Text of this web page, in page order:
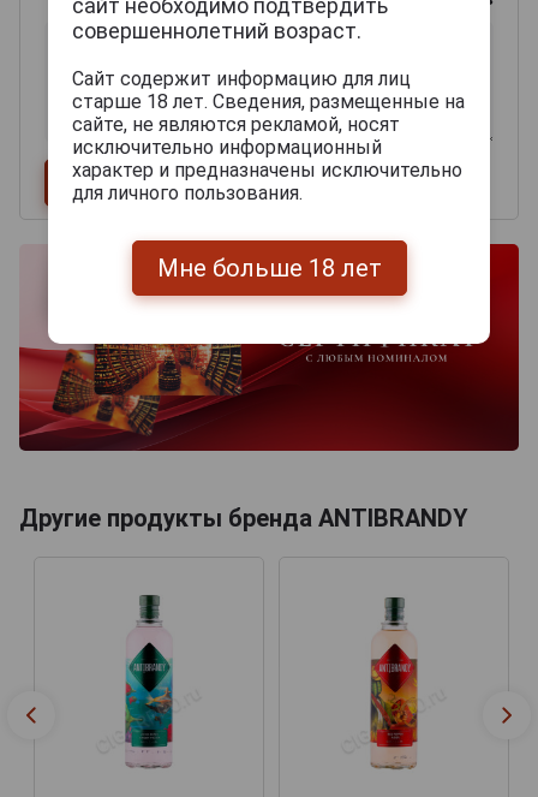
Другие продукты бренда ANTIBRANDY
сайт необходимо подтвердить
совершеннолетний возраст.
Сайт содержит информацию для лиц
старше 18 лет. Сведения, размещенные на
сайте, не являются рекламой, носят
исключительно информационный
характер и предназначены исключительно
для личного пользования.
Мне больше 18 лет